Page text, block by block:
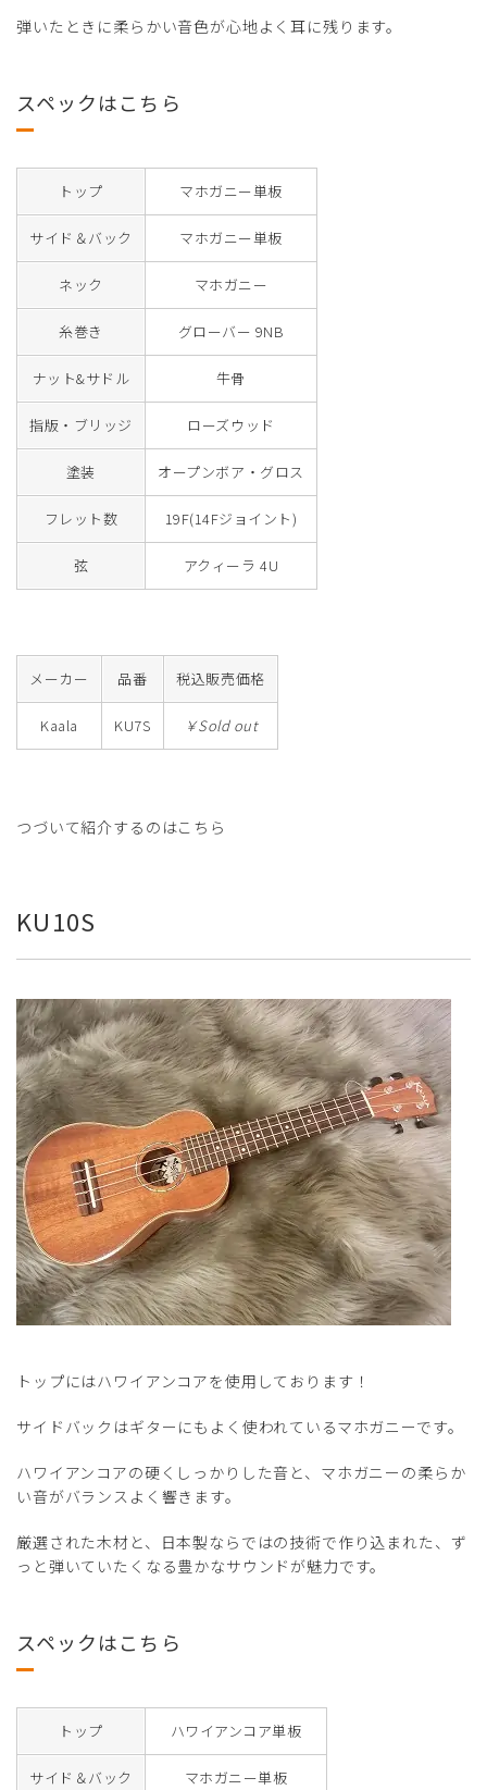
弾いたときに柔らかい音色が心地よく耳に残ります。
スペックはこちら
トップ マホガニー単板
サイド＆バック マホガニー単板
ネック マホガニー
糸巻き グローバー 9NB
ナット&サドル 牛骨
指版・ブリッジ ローズウッド
塗装 オープンボア・グロス
フレット数 19F(14Fジョイント)
弦 アクィーラ 4U
メーカー 品番 税込販売価格
Kaala KU7S ￥Sold out
つづいて紹介するのはこちら
KU10S
トップにはハワイアンコアを使用しております！
サイドバックはギターにもよく使われているマホガニーです。
ハワイアンコアの硬くしっかりした音と、マホガニーの柔らか
い音がバランスよく響きます。
厳選された木材と、日本製ならではの技術で作り込まれた、ず
っと弾いていたくなる豊かなサウンドが魅力です。
スペックはこちら
トップ ハワイアンコア単板
サイド＆バック マホガニー単板